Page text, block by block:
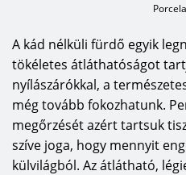
A kád nélküli fürdő egyik
tökéletes átláthatóságot
nyílászárókkal, a
még tovább fokozhatunk.
megőrzését azért tartsuk
szíve joga, hogy mennyit
külvilágból. Az átlátható,